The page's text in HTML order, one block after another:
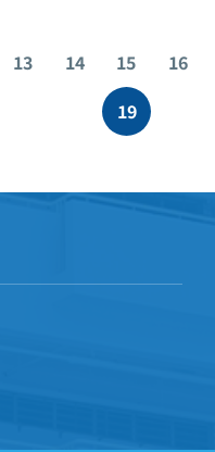
Page
13
Page
14
Page
15 16
Current
19